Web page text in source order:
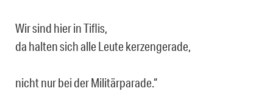
Wir sind hier in Tiflis,
da halten sich alle Leute kerzengerade,
nicht nur bei der Militärparade.“